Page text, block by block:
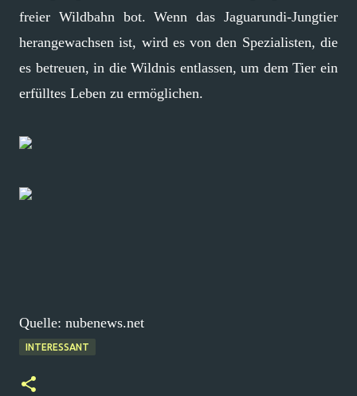
freier Wildbahn bot. Wenn das Jaguarundi-Jungtier
herangewachsen ist, wird es von den Spezialisten, die
es betreuen, in die Wildnis entlassen, um dem Tier ein
erfülltes Leben zu ermöglichen.
Quelle: nubenews.net
INTERESSANT